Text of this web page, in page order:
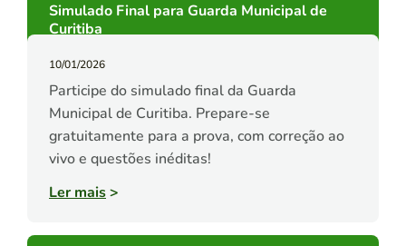
Simulado Final para Guarda Municipal de
Curitiba
10/01/2026
Participe do simulado final da Guarda
Municipal de Curitiba. Prepare-se
gratuitamente para a prova, com correção ao
vivo e questões inéditas!
Ler mais>